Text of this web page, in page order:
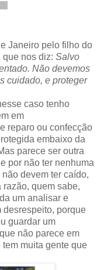
Janeiro pelo filho do
nos diz: Salvo
Não devemos
cuidado, e proteger
caso tenho
em
reparo ou confecção
embaixo da
parece ser outra
por não ter nenhuma
devem ter caído,
quem sabe,
um analisar e
desrespeito, porque
guardar um
não parece em
muita gente que